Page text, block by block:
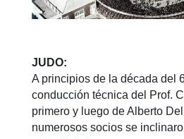
JUDO:
A principios de la década del
conducción técnica del Prof.
primero y luego de Alberto
numerosos socios se